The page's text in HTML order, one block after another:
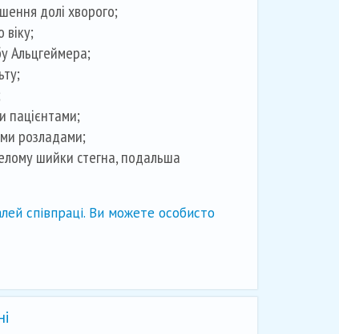
долі хворого;
Альцгеймера;
пацієнтами;
розладами;
шийки стегна, подальша
співпраці. Ви можете особисто